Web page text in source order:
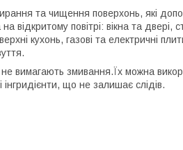
та чищення поверхонь, які
відкритому повітрі: вікна та двері,
кухонь, газові та електричні
не вимагають змивання.Їх можна
що не залишає слідів.